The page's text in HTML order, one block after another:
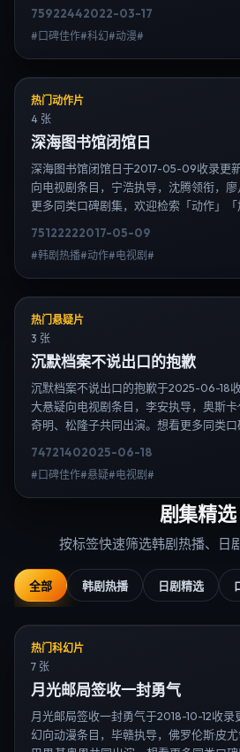
息，延伸检索日韩电视剧、韩剧全集、日
75922442022-03-17
#口碑佳作#科幻#动漫#
热门动作片
4 张
深海图书馆闭馆日
深海图书馆闭馆日于2017-05-09收录更
向电视剧条目，宁浩执导，沈腾领衔，
更多同类口碑剧集，欢迎检索「动作」「
视剧、韩剧全集、日剧高清等长尾词。
75122222017-05-09
#韩剧热播#动作#电视剧#
热门悬疑片
3 张
沉默档案不说出口的抱歉
沉默档案不说出口的抱歉于2025-06-18
大悬疑向电视剧条目，李安执导，奥斯卡
奇明、松隆子共同出演。想看更多同类
高清连载信息，延伸检索日韩电视剧、韩
词。
74721402025-06-18
#口碑佳作#悬疑#电视剧#
剧集精选
按标签快速筛选韩剧热播、日
全部 韩剧热播 日剧精选
热门科幻片
7 张
月光邮局签收一封勇气
月光邮局签收一封勇气于2018-10-12收
幻向动漫条目，毕赣执导，佛罗伦斯·皮